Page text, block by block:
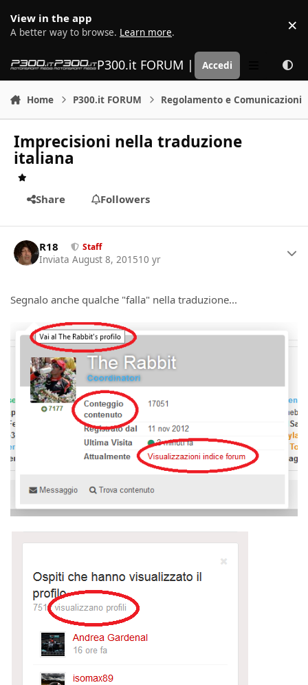
View in the app
A better way to browse. Learn more. ×
P300.it FORUM | Motorsport Media
Accedi
Home P300.it FORUM Regolamento e Comunicazioni
Imprecisioni nella traduzione
italiana
Share Followers
R18 Staff
Inviata August 8, 201510 yr
Segnalo anche qualche "falla" nella traduzione...